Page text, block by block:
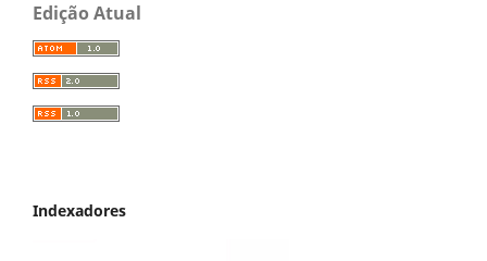
Edição Atual
Indexadores